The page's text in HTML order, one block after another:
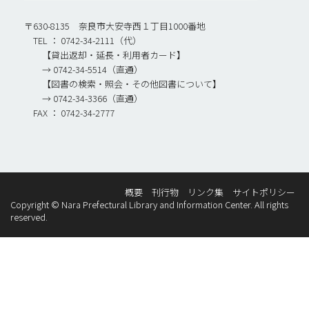
〒630-8135 奈良市大安寺西１丁目1000番地
TEL ： 0742-34-2111（代）
【貸出返却・延長・利用者カード】
→ 0742-34-5514（直通）
【図書の検索・照会・その他図書について】
→ 0742-34-3366（直通）
FAX ： 0742-34-2777
概要 刊行物 リンク集
サイトポリシー
Copyright © Nara Prefectural Library and Information Center. All rights
reserved.